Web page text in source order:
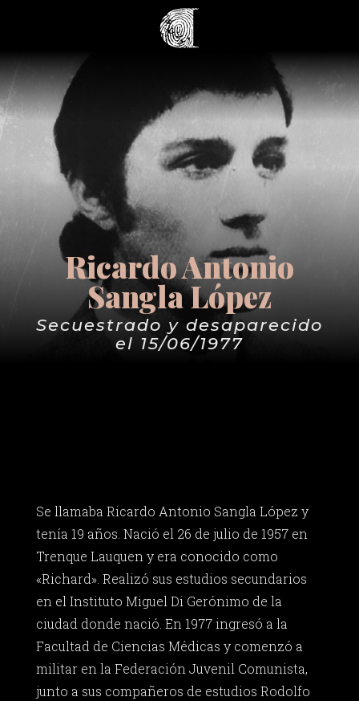
Ricardo Antonio
Sangla López
Secuestrado y desaparecido
el 15/06/1977
Se llamaba Ricardo Antonio Sangla López y
tenía 19 años. Nació el 26 de julio de 1957 en
Trenque Lauquen y era conocido como
«Richard». Realizó sus estudios secundarios
en el Instituto Miguel Di Gerónimo de la
ciudad donde nació. En 1977 ingresó a la
Facultad de Ciencias Médicas y comenzó a
militar en la Federación Juvenil Comunista,
junto a sus compañeros de estudios Rodolfo